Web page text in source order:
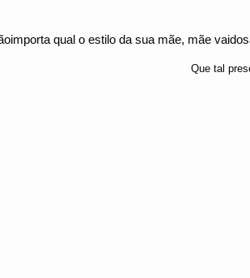
qual o estilo da sua mãe, mãe
Que tal